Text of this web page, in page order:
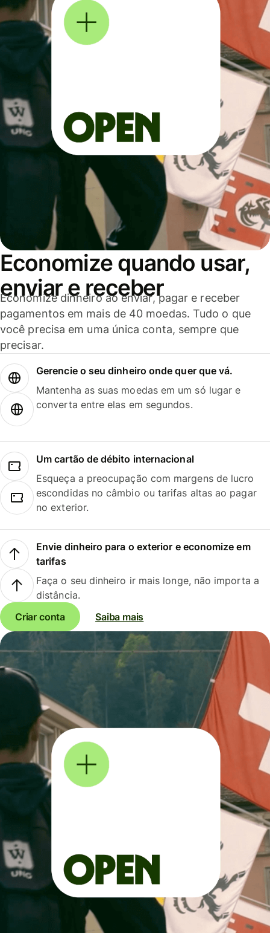
Economize quando usar,
enviar e receber
Economize dinheiro ao enviar, pagar e receber
pagamentos em mais de 40 moedas. Tudo o que
você precisa em uma única conta, sempre que
precisar.
Gerencie o seu dinheiro onde quer que vá.
Mantenha as suas moedas em um só lugar e
converta entre elas em segundos.
Um cartão de débito internacional
Esqueça a preocupação com margens de lucro
escondidas no câmbio ou tarifas altas ao pagar
no exterior.
Envie dinheiro para o exterior e economize em
tarifas
Faça o seu dinheiro ir mais longe, não importa a
distância.
Criar conta
Saiba mais